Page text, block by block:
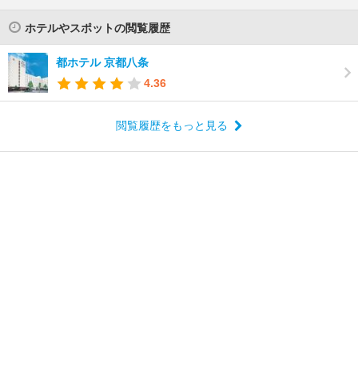
ホテルやスポットの閲覧履歴
都ホテル 京都八条
4.36
閲覧履歴をもっと見る